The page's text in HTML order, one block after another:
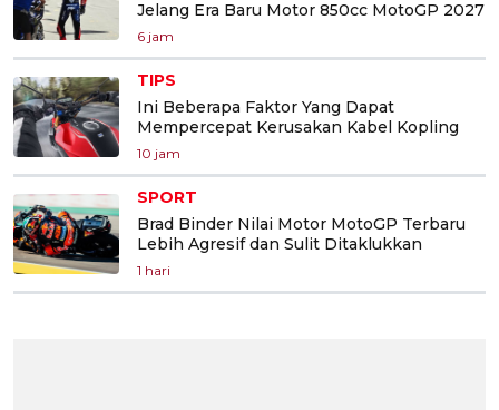
Jelang Era Baru Motor 850cc MotoGP 2027
6 jam
TIPS
Ini Beberapa Faktor Yang Dapat
Mempercepat Kerusakan Kabel Kopling
10 jam
SPORT
Brad Binder Nilai Motor MotoGP Terbaru
Lebih Agresif dan Sulit Ditaklukkan
1 hari